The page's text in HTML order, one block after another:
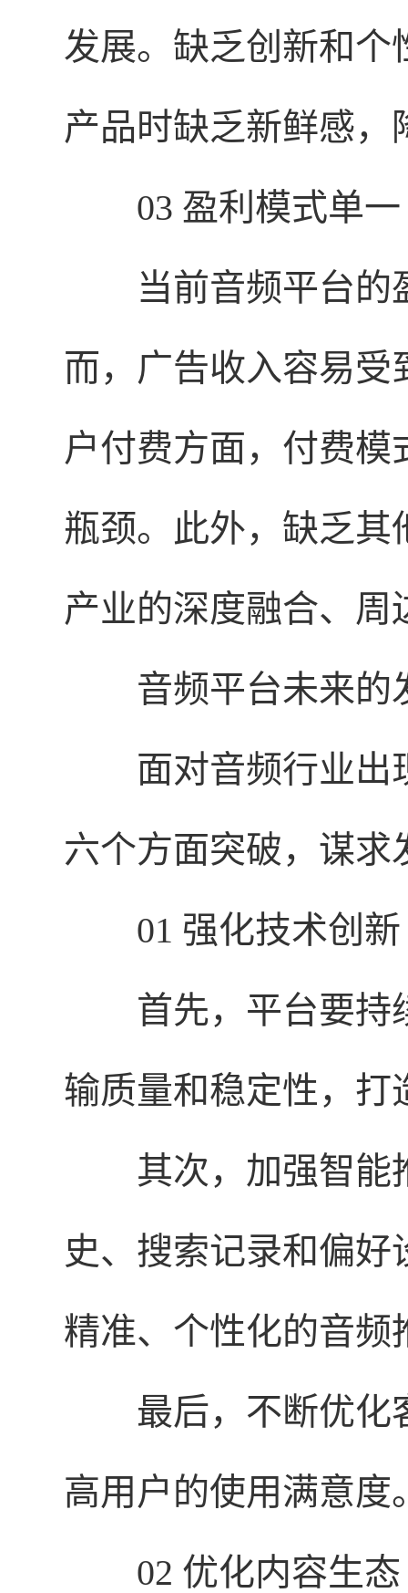
发展。缺乏创新和个
产品时缺乏新鲜感
03 盈利模式单一
当前音频平台的
而，广告收入容易
户付费方面，付费
瓶颈。此外，缺乏其
产业的深度融合、周
音频平台未来的
面对音频行业出
六个方面突破，谋求
01 强化技术创新
首先，平台要持
输质量和稳定性，打
其次，加强智能
史、搜索记录和偏
精准、个性化的音频
最后，不断优化
高用户的使用满意度
02 优化内容生态